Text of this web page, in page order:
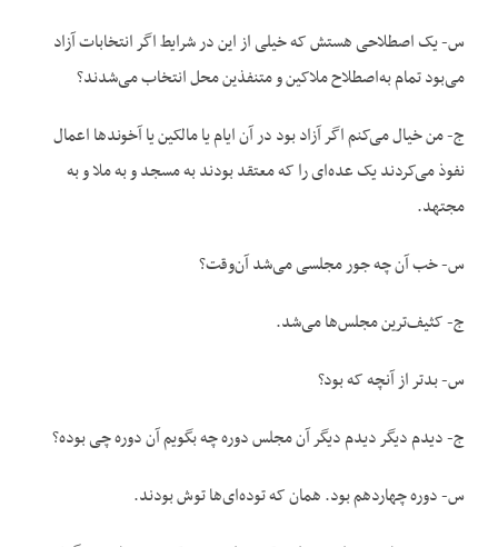
س- یک اصطلاحی هستش که خیلی از این در شرایط اگر انتخابات آزاد
می‌بود تمام به‌اصطلاح ملاکین و متنفذین محل انتخاب می‌شدند؟
ج- من خیال می‌کنم اگر آزاد بود در آن ایام یا مالکین یا آخوندها اعمال
نفوذ می‌کردند یک عده‌ای را که معتقد بودند به مسجد و به ملا و به
مجتهد.
س- خب آن چه جور مجلسی می‌شد آن‌وقت؟
ج- کثیف‌ترین مجلس‌ها می‌شد.
س- بدتر از آنچه که بود؟
ج- دیدم دیگر دیدم دیگر آن مجلس دوره چه بگویم آن دوره چی بوده؟
س- دوره چهاردهم بود. همان که توده‌ای‌ها توش بودند.